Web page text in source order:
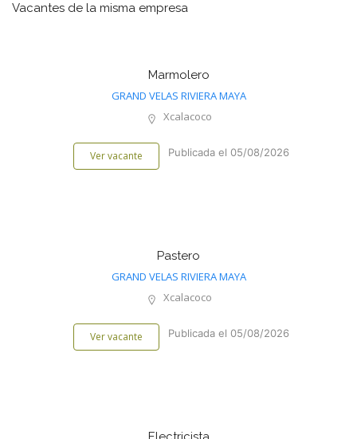
Vacantes de la misma empresa
Marmolero
GRAND VELAS RIVIERA MAYA
Xcalacoco
Ver vacante Publicada el 05/08/2026
Pastero
GRAND VELAS RIVIERA MAYA
Xcalacoco
Ver vacante Publicada el 05/08/2026